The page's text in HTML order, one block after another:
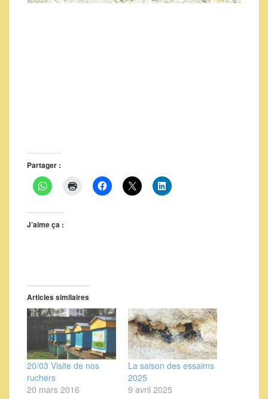
Partager :
J’aime ça :
Articles similaires
20/03 Visite de nos
ruchers
20 mars 2016
La saison des essaims
2025
9 avril 2025